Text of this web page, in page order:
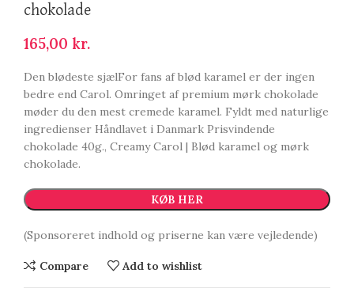
chokolade
165,00 kr.
Den blødeste sjælFor fans af blød karamel er der ingen
bedre end Carol. Omringet af premium mørk chokolade
møder du den mest cremede karamel. Fyldt med naturlige
ingredienser Håndlavet i Danmark Prisvindende
chokolade 40g., Creamy Carol | Blød karamel og mørk
chokolade.
KØB HER
(Sponsoreret indhold og priserne kan være vejledende)
Compare Add to wishlist